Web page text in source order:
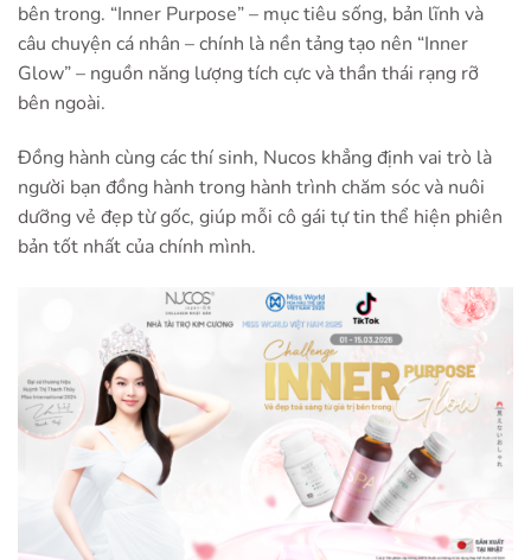
bên trong. “Inner Purpose” – mục tiêu sống, bản lĩnh và
câu chuyện cá nhân – chính là nền tảng tạo nên “Inner
Glow” – nguồn năng lượng tích cực và thần thái rạng rỡ
bên ngoài.
Đồng hành cùng các thí sinh, Nucos khẳng định vai trò là
người bạn đồng hành trong hành trình chăm sóc và nuôi
dưỡng vẻ đẹp từ gốc, giúp mỗi cô gái tự tin thể hiện phiên
bản tốt nhất của chính mình.